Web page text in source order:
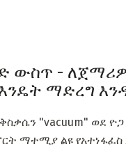
ውስጥ -
ማድረግ
"vacuum" ወደ
ማተሚያ ልዩ